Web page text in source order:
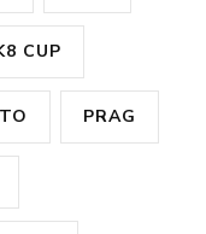
CUP
PRAG